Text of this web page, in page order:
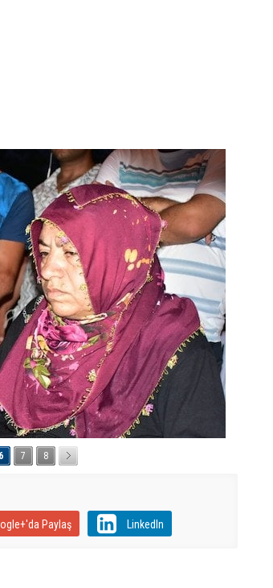
6 7 8
Paylaş LinkedIn